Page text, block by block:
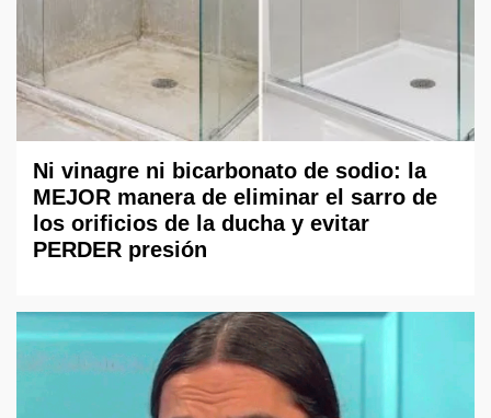
Ni vinagre ni bicarbonato de sodio: la
MEJOR manera de eliminar el sarro de
los orificios de la ducha y evitar
PERDER presión